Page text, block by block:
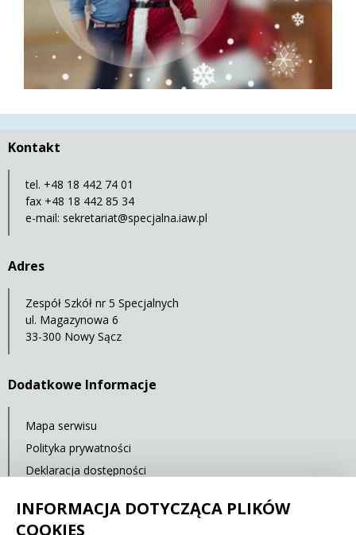
Kontakt
tel. +48 18 442 74 01
fax +48 18 442 85 34
e-mail: sekretariat@specjalna.iaw.pl
Adres
Zespół Szkół nr 5 Specjalnych
ul. Magazynowa 6
33-300 Nowy Sącz
Dodatkowe Informacje
Mapa serwisu
Polityka prywatności
Deklaracja dostępności
Cyberbezpieczeństwo
INFORMACJA DOTYCZĄCA PLIKÓW
COOKIES